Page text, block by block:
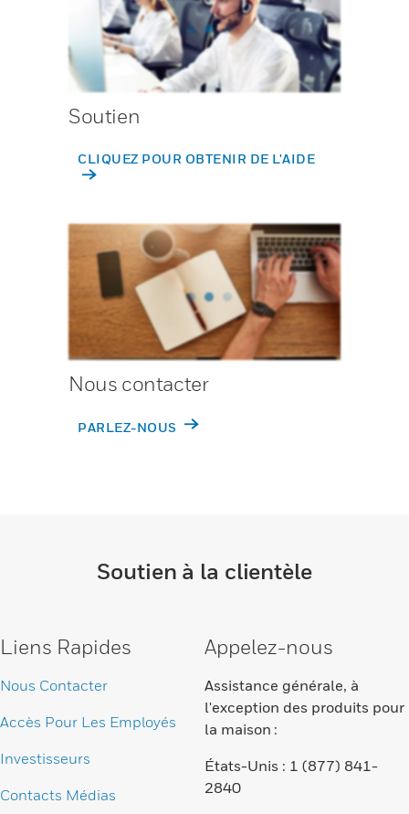
Soutien
CLIQUEZ POUR OBTENIR DE L'AIDE
Nous contacter
PARLEZ-NOUS
Soutien à la clientèle
Liens Rapides
Nous Contacter
Accès Pour Les Employés
Investisseurs
Contacts Médias
Appelez-nous
Assistance générale, à
l'exception des produits pour
la maison :
États-Unis : 1 (877) 841-
2840